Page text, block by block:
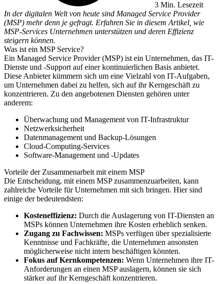
3 Min. Lesezeit
In der digitalen Welt von heute sind Managed Service Provider
(MSP) mehr denn je gefragt. Erfahren Sie in diesem Artikel, wie
MSP-Services Unternehmen unterstützen und deren Effizienz
steigern können.
Was ist ein MSP Service?
Ein Managed Service Provider (MSP) ist ein Unternehmen, das IT-
Dienste und -Support auf einer kontinuierlichen Basis anbietet.
Diese Anbieter kümmern sich um eine Vielzahl von IT-Aufgaben,
um Unternehmen dabei zu helfen, sich auf ihr Kerngeschäft zu
konzentrieren. Zu den angebotenen Diensten gehören unter
anderem:
Überwachung und Management von IT-Infrastruktur
Netzwerksicherheit
Datenmanagement und Backup-Lösungen
Cloud-Computing-Services
Software-Management und -Updates
Vorteile der Zusammenarbeit mit einem MSP
Die Entscheidung, mit einem MSP zusammenzuarbeiten, kann
zahlreiche Vorteile für Unternehmen mit sich bringen. Hier sind
einige der bedeutendsten:
Kosteneffizienz: Durch die Auslagerung von IT-Diensten an
MSPs können Unternehmen ihre Kosten erheblich senken.
Zugang zu Fachwissen: MSPs verfügen über spezialisierte
Kenntnisse und Fachkräfte, die Unternehmen ansonsten
möglicherweise nicht intern beschäftigen könnten.
Fokus auf Kernkompetenzen: Wenn Unternehmen ihre IT-
Anforderungen an einen MSP auslagern, können sie sich
stärker auf ihr Kerngeschäft konzentrieren.